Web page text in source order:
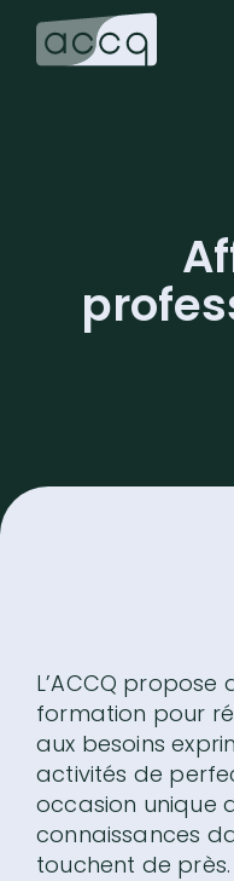
L’ACCQ propose
formation pour
aux besoins
activités de
occasion unique
connaissances
touchent de près.